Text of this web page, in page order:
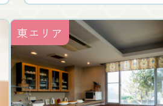
東エリア